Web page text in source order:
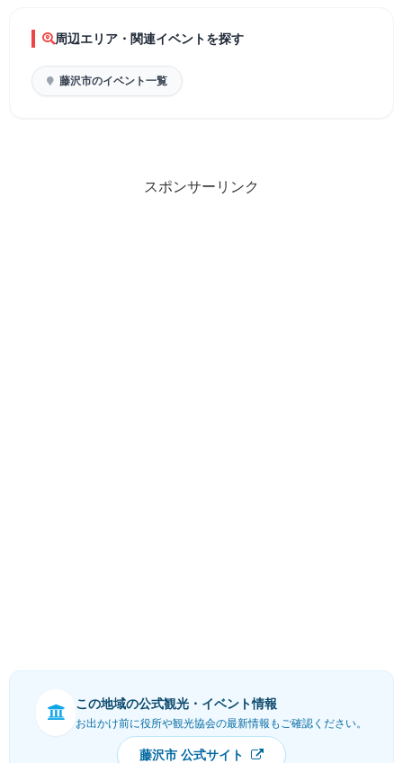
周辺エリア・関連イベントを探す
藤沢市のイベント一覧
スポンサーリンク
この地域の公式観光・イベント情報
お出かけ前に役所や観光協会の最新情報もご確認ください。
藤沢市 公式サイト